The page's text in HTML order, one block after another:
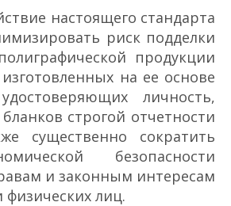
настоящего стандарта
риск подделки
продукции
на ее основе
личность,
строгой отчетности
существенно сократить
безопасности
и законным интересам
лиц.